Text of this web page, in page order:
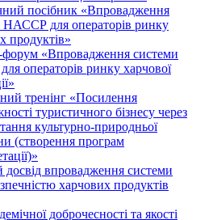
посібник «Впровадження
НАССР для операторів ринку
продуктів»
«Впровадження системи
операторів ринку харчової
тренінг «Посилення
туристичного бізнесу через
культурно-природньої
(створення програм
впровадження системи
харчових продуктів
доброчесності та якості